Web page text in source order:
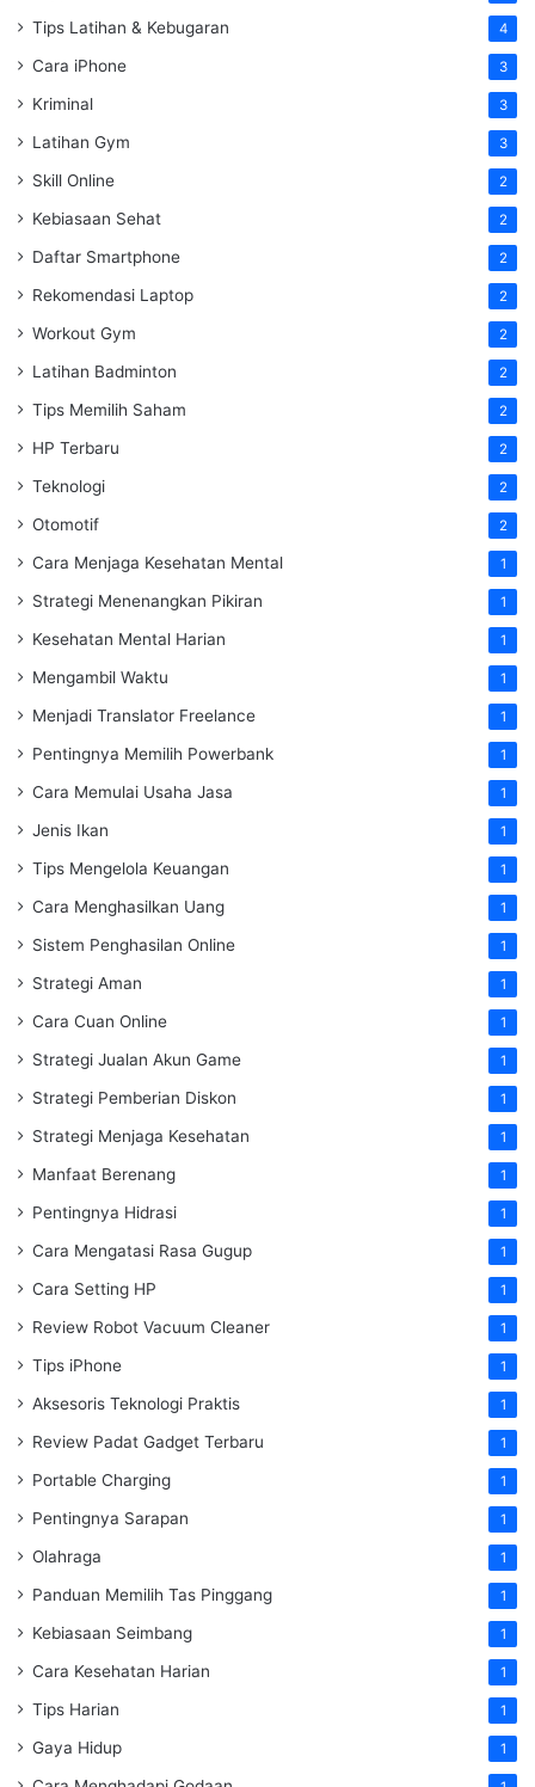
Tips Latihan & Kebugaran 4
Cara iPhone 3
Kriminal 3
Latihan Gym 3
Skill Online 2
Kebiasaan Sehat 2
Daftar Smartphone 2
Rekomendasi Laptop 2
Workout Gym 2
Latihan Badminton 2
Tips Memilih Saham 2
HP Terbaru 2
Teknologi 2
Otomotif 2
Cara Menjaga Kesehatan Mental 1
Strategi Menenangkan Pikiran 1
Kesehatan Mental Harian 1
Mengambil Waktu 1
Menjadi Translator Freelance 1
Pentingnya Memilih Powerbank 1
Cara Memulai Usaha Jasa 1
Jenis Ikan 1
Tips Mengelola Keuangan 1
Cara Menghasilkan Uang 1
Sistem Penghasilan Online 1
Strategi Aman 1
Cara Cuan Online 1
Strategi Jualan Akun Game 1
Strategi Pemberian Diskon 1
Strategi Menjaga Kesehatan 1
Manfaat Berenang 1
Pentingnya Hidrasi 1
Cara Mengatasi Rasa Gugup 1
Cara Setting HP 1
Review Robot Vacuum Cleaner 1
Tips iPhone 1
Aksesoris Teknologi Praktis 1
Review Padat Gadget Terbaru 1
Portable Charging 1
Pentingnya Sarapan 1
Olahraga 1
Panduan Memilih Tas Pinggang 1
Kebiasaan Seimbang 1
Cara Kesehatan Harian 1
Tips Harian 1
Gaya Hidup 1